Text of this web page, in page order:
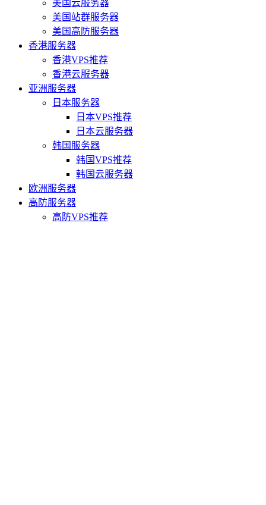
美国云服务器
美国站群服务器
美国高防服务器
香港服务器
香港VPS推荐
香港云服务器
亚洲服务器
日本服务器
日本VPS推荐
日本云服务器
韩国服务器
韩国VPS推荐
韩国云服务器
欧洲服务器
高防服务器
高防VPS推荐